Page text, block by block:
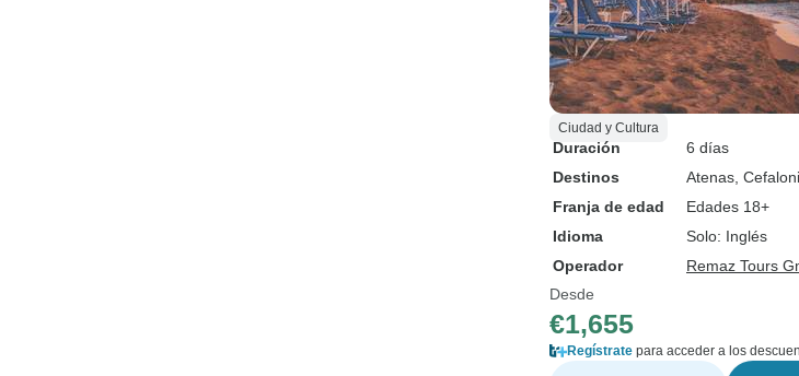
Ciudad y Cultura
Duración
6 días
Destinos
Atenas ,
Franja de edad
Edades 18+
Idioma
Solo: Inglés
Operador
Remaz Tours
Desde
€1,655
Regístrate para acceder a los